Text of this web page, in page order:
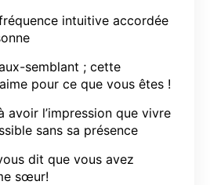
intuitive accordée
semblant ; cette
pour ce que vous êtes !
avoir l’impression que vivre
sans sa présence
dit que vous avez
sœur!